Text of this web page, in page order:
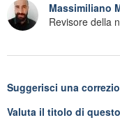
Massimiliano
Revisore della
Suggerisci una
Valuta il titolo di